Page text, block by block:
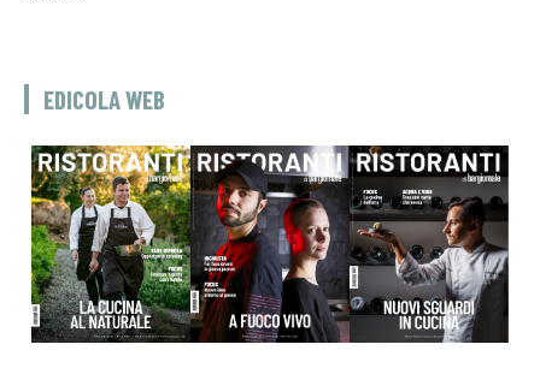
EDICOLA WEB